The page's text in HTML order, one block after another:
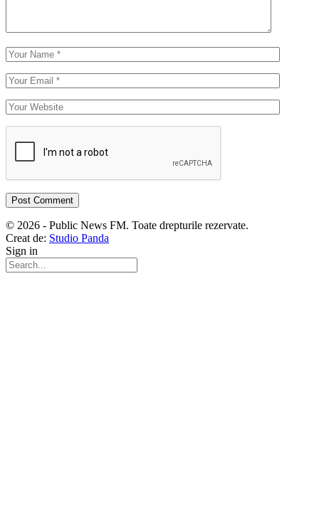
© 2026 - Public News FM. Toate drepturile rezervate.
Creat de: Studio Panda
Sign in